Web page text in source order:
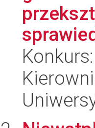
Konkurs: